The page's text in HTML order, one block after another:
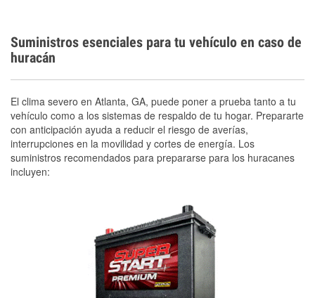
Suministros esenciales para tu vehículo en caso de
huracán
El clima severo en Atlanta, GA, puede poner a prueba tanto a tu
vehículo como a los sistemas de respaldo de tu hogar. Prepararte
con anticipación ayuda a reducir el riesgo de averías,
interrupciones en la movilidad y cortes de energía. Los
suministros recomendados para prepararse para los huracanes
incluyen: